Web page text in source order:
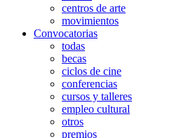
centros de arte
movimientos
Convocatorias
todas
becas
ciclos de cine
conferencias
cursos y talleres
empleo cultural
otros
premios